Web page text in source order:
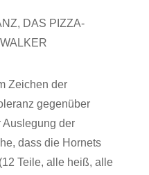
DAS PIZZA-
Zeichen der
gegenüber
Auslegung der
dass die Hornets
Teile, alle heiß, alle